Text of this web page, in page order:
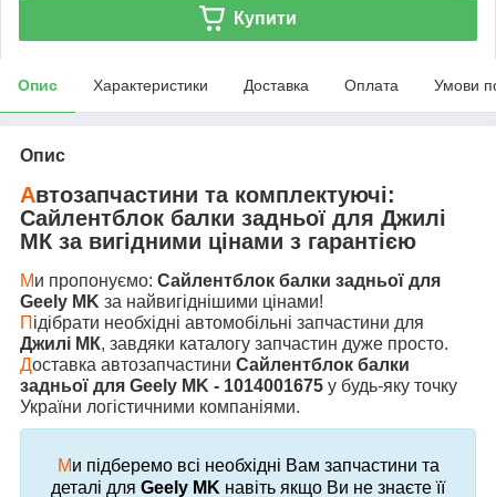
Купити
Опис Характеристики Доставка Оплата Умови
Опис
Автозапчастини та комплектуючі:
Сайлентблок балки задньої для Джилі
МК за вигідними цінами з гарантією
Ми пропонуємо: Сайлентблок балки задньої для
Geely MK за найвигіднішими цінами!
П ідібрати необхідні автомобільні запчастини для
Джилі МК, завдяки каталогу запчастин дуже просто.
Доставка автозапчастини Сайлентблок балки
задньої для Geely MK - 1014001675 у будь-яку точку
України логістичними компаніями.
Ми підберемо всі необхідні Вам запчастини та
деталі для Geely MK навіть якщо Ви не знаєте її